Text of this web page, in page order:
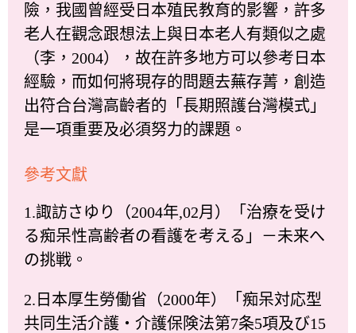
險，我國曾經受日本殖民教育的影響，許多
老人在觀念跟想法上與日本老人有類似之處
（李，2004），故在許多地方可以參考日本
經驗，而如何將現存的問題去蕪存菁，創造
出符合台灣高齡者的「長期照護台灣模式」
是一項重要及必須努力的課題。
參考文獻
1.諏訪さゆり（2004年,02月）「治療を受け
る痴呆性高齢者の看護を考える」－未来へ
の挑戦。
2.日本厚生勞働省（2000年）「痴呆対応型
共同生活介護・介護保険法第7条5項及び15